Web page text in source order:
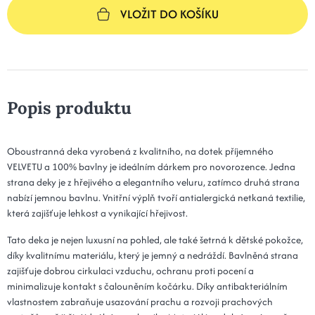
VLOŽIT DO KOŠÍKU
Popis produktu
Oboustranná deka vyrobená z kvalitního, na dotek příjemného
VELVETU a 100% bavlny je ideálním dárkem pro novorozence. Jedna
strana deky je z hřejivého a elegantního veluru, zatímco druhá strana
nabízí jemnou bavlnu. Vnitřní výplň tvoří antialergická netkaná textilie,
která zajišťuje lehkost a vynikající hřejivost.
Tato deka je nejen luxusní na pohled, ale také šetrná k dětské pokožce,
díky kvalitnímu materiálu, který je jemný a nedráždí. Bavlněná strana
zajišťuje dobrou cirkulaci vzduchu, ochranu proti pocení a
minimalizuje kontakt s čalouněním kočárku. Díky antibakteriálním
vlastnostem zabraňuje usazování prachu a rozvoji prachových